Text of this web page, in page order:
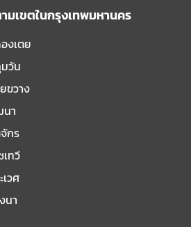
มเขตในกรุงเทพมหานคร
งเตย
วัน
ขวาง
นา
กร
เทวี
วศ
นา